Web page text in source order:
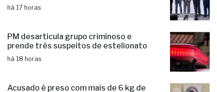
há 17 horas
PM desarticula grupo criminoso e
prende três suspeitos de estelionato
há 18 horas
Acusado é preso com mais de 6 kg de